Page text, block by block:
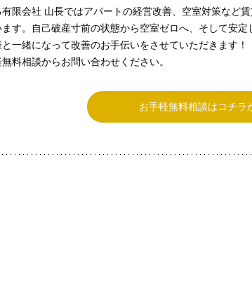
限会社 山長ではアパートの経営改善、空室対策など
す。自己破産寸前の状態から空室ゼロへ、そして安
一緒になって改善のお手伝いをさせていただきます！
料相談からお問い合わせください。
お手軽無料相談はコチラ